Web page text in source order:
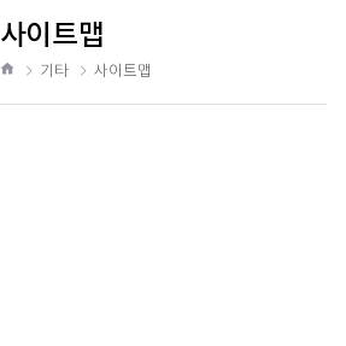
사이트맵
기타 사이트맵
기